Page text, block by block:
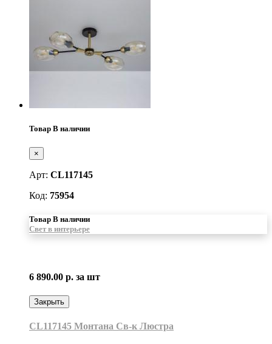
Товар В наличии
×
Арт: CL117145
Код: 75954
Товар В наличии
Свет в интерьере
6 890.00 р. за шт
Закрыть
CL117145 Монтана Св-к Люстра